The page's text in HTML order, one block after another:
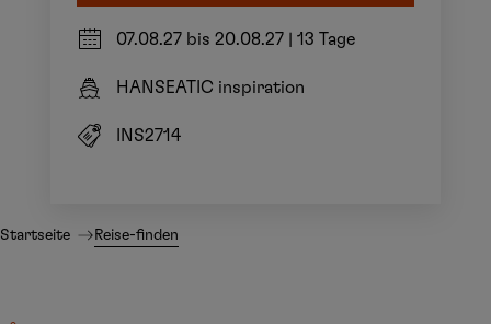
07.08.27 bis 20.08.27 13 Tage
HANSEATIC inspiration
INS2714
Startseite Reise-finden